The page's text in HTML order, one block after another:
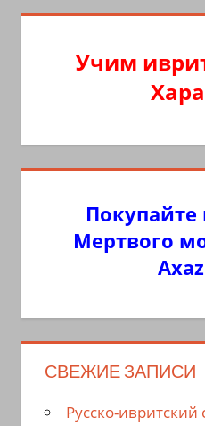
Учим
Покупайте
Мертвого
СВЕЖИЕ ЗАПИСИ
Русско-